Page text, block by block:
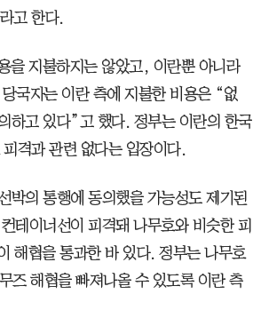
고 한다.
을 지불하지는 않았고, 이란뿐 아니라
국자는 이란 측에 지불한 비용은 “없
하고 있다”고 했다. 정부는 이란의 한국
격과 관련 없다는 입장이다.
박의 통행에 동의했을 가능성도 제기된
테이너선이 피격돼 나무호와 비슷한 피
해협을 통과한 바 있다. 정부는 나무호
즈 해협을 빠져나올 수 있도록 이란 측